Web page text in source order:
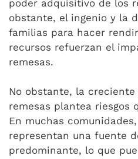
poder adquisitivo de los
obstante, el ingenio y la
familias para hacer
recursos refuerzan el
remesas.
No obstante, la
remesas plantea riesgos
En muchas
representan una fuente
predominante, lo que